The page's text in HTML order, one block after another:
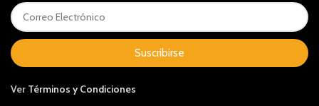
Suscribirse
Ver Términos y Condiciones